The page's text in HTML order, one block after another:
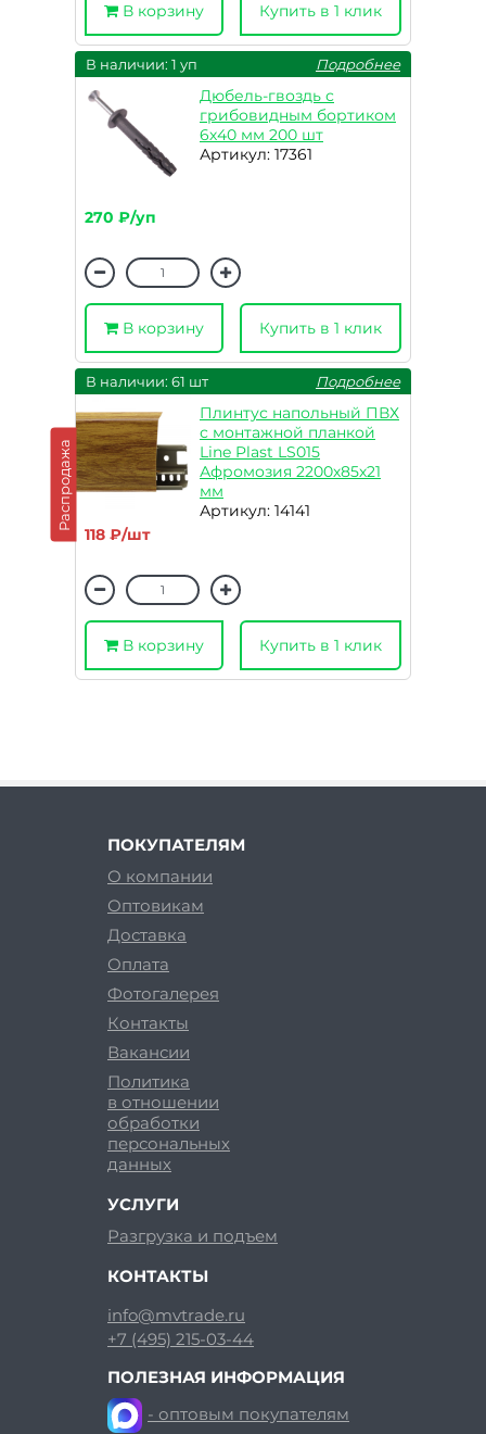
В корзину Купить в 1 клик
В наличии: 1 уп Подробнее
Дюбель-гвоздь с
грибовидным бортиком
6х40 мм 200 шт
Артикул: 17361
270 ₽/уп
В корзину Купить в 1 клик
Распродажа
В наличии: 61 шт Подробнее
Плинтус напольный ПВХ
с монтажной планкой
Line Plast LS015
Афромозия 2200х85х21
мм
Артикул: 14141
118 ₽/шт
В корзину Купить в 1 клик
ПОКУПАТЕЛЯМ
О компании
Оптовикам
Доставка
Оплата
Фотогалерея
Контакты
Вакансии
Политика
в отношении
обработки
персональных
данных
УСЛУГИ
Разгрузка и подъем
КОНТАКТЫ
info@mvtrade.ru
+7 (495) 215-03-44
ПОЛЕЗНАЯ ИНФОРМАЦИЯ
- оптовым покупателям